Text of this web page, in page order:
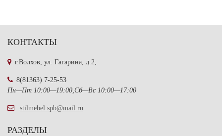
КОНТАКТЫ
г.Волхов, ул. Гагарина, д.2,
8(81363) 7-25-53
Пн—Пт 10:00—19:00,Сб—Вс 10:00—17:00
stilmebel.spb@mail.ru
РАЗДЕЛЫ